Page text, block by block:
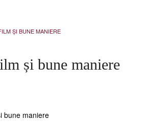
ȘI BUNE MANIERE
și bune maniere
bune maniere